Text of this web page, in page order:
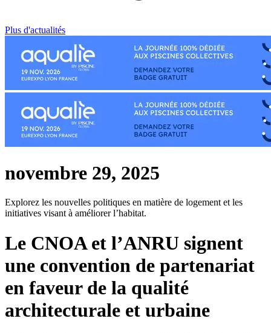
Plus d'actualités
novembre 29, 2025
Explorez les nouvelles politiques en matière de logement et les
initiatives visant à améliorer l’habitat.
Le CNOA et l’ANRU signent
une convention de partenariat
en faveur de la qualité
architecturale et urbaine